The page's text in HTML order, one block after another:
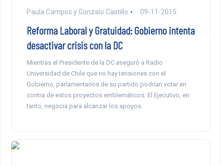
Paula Campos y Gonzalo Castillo 09-11-2015
Reforma Laboral y Gratuidad: Gobierno intenta
desactivar crisis con la DC
Mientras el Presidente de la DC aseguró a Radio
Universidad de Chile que no hay tensiones con el
Gobierno, parlamentarios de su partido podrían votar en
contra de estos proyectos emblemáticos. El Ejecutivo, en
tanto, negocia para alcanzar los apoyos.